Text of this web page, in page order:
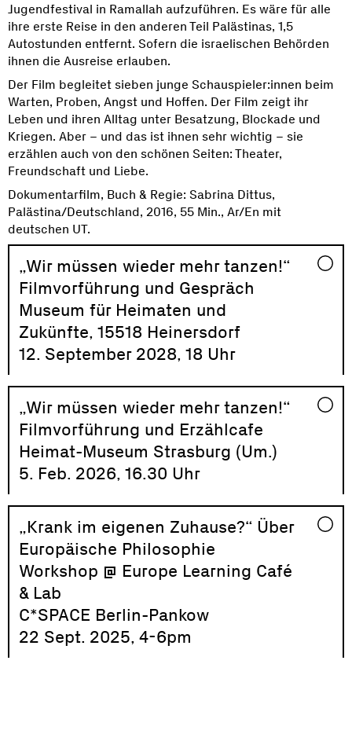
Jugendfestival in Ramallah aufzuführen. Es wäre für alle
ihre erste Reise in den anderen Teil Palästinas, 1,5
Autostunden entfernt. Sofern die israelischen Behörden
ihnen die Ausreise erlauben.
Der Film begleitet sieben junge Schauspieler:innen beim
Warten, Proben, Angst und Hoffen. Der Film zeigt ihr
Leben und ihren Alltag unter Besatzung, Blockade und
Kriegen. Aber – und das ist ihnen sehr wichtig – sie
erzählen auch von den schönen Seiten: Theater,
Freundschaft und Liebe.
Dokumentarfilm, Buch & Regie: Sabrina Dittus,
Palästina/Deutschland, 2016, 55 Min., Ar/En mit
deutschen UT.
„Wir müssen wieder mehr tanzen!“
Filmvorführung und Gespräch
Museum für Heimaten und
Zukünfte, 15518 Heinersdorf
12. September 2028, 18 Uhr
„Wir müssen wieder mehr tanzen!“
Filmvorführung und Erzählcafe
Heimat-Museum Strasburg (Um.)
5. Feb. 2026, 16.30 Uhr
„Krank im eigenen Zuhause?“ Über
Europäische Philosophie
Workshop @ Europe Learning Café
& Lab
C*SPACE Berlin-Pankow
22 Sept. 2025, 4-6pm